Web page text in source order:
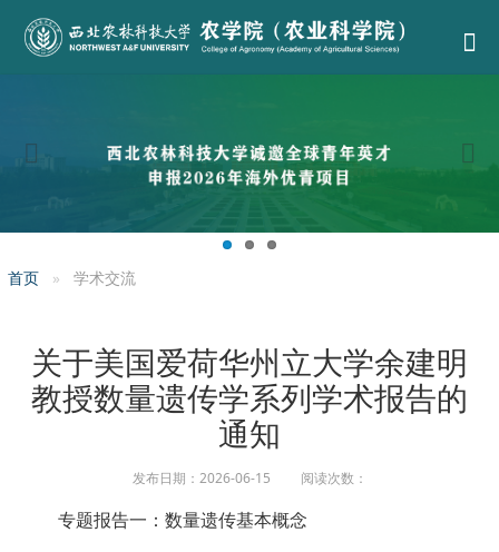
首页 学术交流
关于美国爱荷华州立大学余建明
教授数量遗传学系列学术报告的
通知
发布日期：2026-06-15 阅读次数：
专题报告一：数量遗传基本概念